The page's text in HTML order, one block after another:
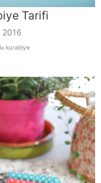
Tarifi
2016
kurabiye